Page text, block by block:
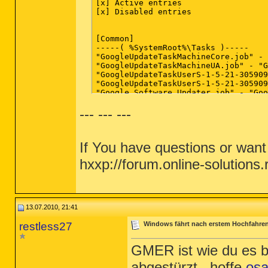
--- --- ---
If You have questions or
hxxp://forum.online-
13.07.2010, 21:41
restless27 Windows fährt nach erstem
GMER ist wie du es